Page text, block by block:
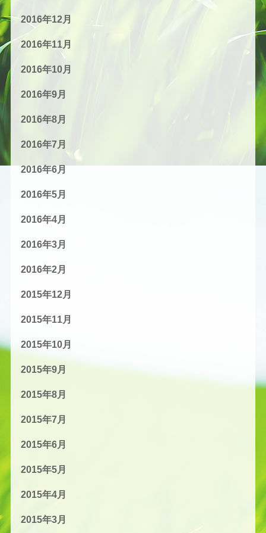
2016年12月
2016年11月
2016年10月
2016年9月
2016年8月
2016年7月
2016年6月
2016年5月
2016年4月
2016年3月
2016年2月
2015年12月
2015年11月
2015年10月
2015年9月
2015年8月
2015年7月
2015年6月
2015年5月
2015年4月
2015年3月